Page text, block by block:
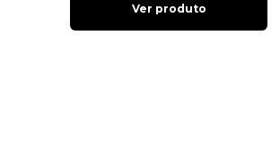
Ver produto